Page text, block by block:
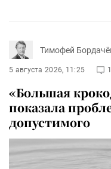
Тимофей
5 августа 2026, 11:25
«Большая
показала
допустимого